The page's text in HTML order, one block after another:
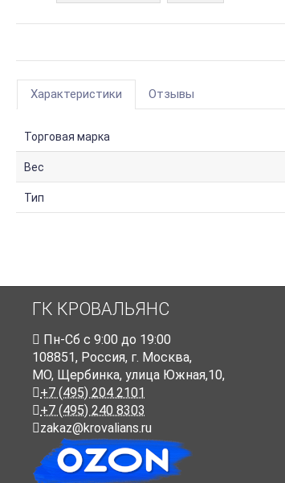
Характеристики Отзывы
Торговая марка
Вес
Тип
ГК КРОВАЛЬЯНС
Пн-Cб с 9:00 до 19:00
108851, Россия, г. Москва,
МО, Щербинка, улица Южная,10,
+7 (495) 204 2101
+7 (495) 240 8303
zakaz@krovalians.ru